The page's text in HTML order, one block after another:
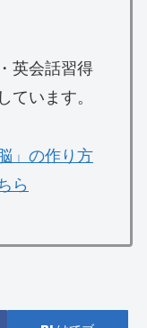
英会話習得
ています。
」の作り方
ら